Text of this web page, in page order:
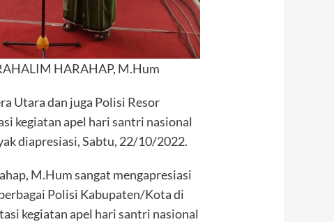
HARAHAP, M.Hum
Utara dan juga Polisi Resor
kegiatan apel hari santri nasional
diapresiasi, Sabtu, 22/10/2022.
M.Hum sangat mengapresiasi
Polisi Kabupaten/Kota di
kegiatan apel hari santri nasional